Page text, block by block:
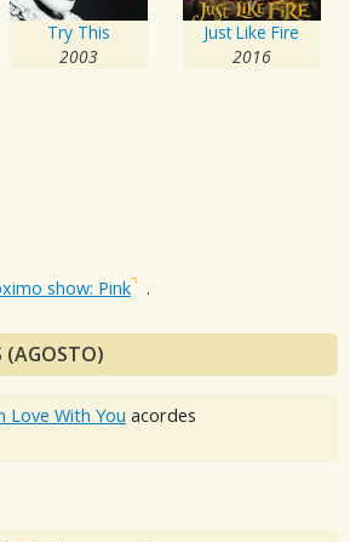
Try This
2003
Just Like Fire
2016
show: Pink .
(AGOSTO)
Love With You acordes